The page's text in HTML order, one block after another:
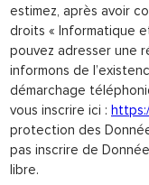
estimez, après avoir
droits « Informatique
pouvez adresser une
informons de
démarchage
vous inscrire ici :
protection des
pas inscrire de
libre.